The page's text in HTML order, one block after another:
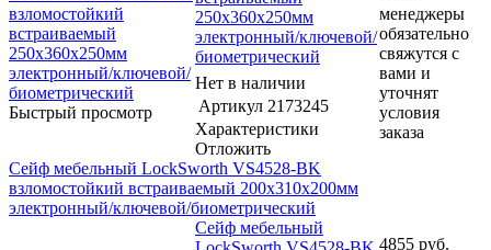
Быстрый просмотр
250x360x250мм
электронный/ключевой/
биометрический
Нет в наличии
Артикул 2173245
Характеристики
Отложить
менеджеры
обязательно
свяжутся с
вами и
уточнят
условия
заказа
Сейф мебельный LockSworth VS4528-BK
взломостойкий встраиваемый 200x310x200мм
электронный/ключевой/биометрический
Сейф мебельный
4855 руб.